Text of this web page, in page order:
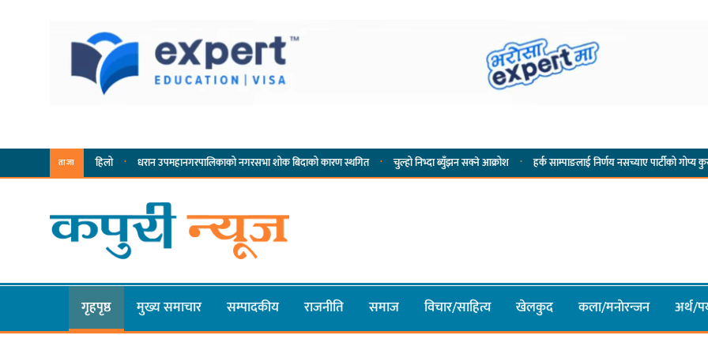
ताजा
पहिलो · धरान उपमहानगरपालिकाको नगरसभा शोक बिदाको कारण स्थगित · चुल्हो निभ्दा ब्युँझन सक्ने आक्रोश · हर्क साम्पाङलाई निर्णय नसच्याए पार्टीको गोप्य कुरा सार्वजनिक
गृहपृष्ठ मुख्य समाचार सम्पादकीय राजनीति समाज विचार/साहित्य खेलकुद कला/मनाेरन्जन अर्थ/